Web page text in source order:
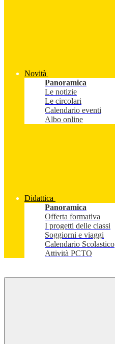
Novità
Panoramica
Le notizie
Le circolari
Calendario eventi
Albo online
Didattica
Panoramica
Offerta formativa
I progetti delle classi
Soggiorni e viaggi
Calendario Scolastico
Attività PCTO